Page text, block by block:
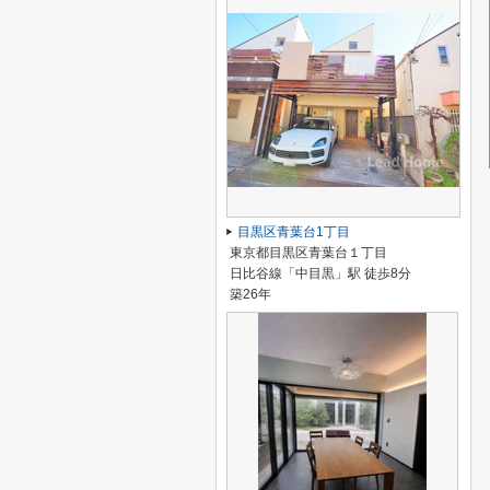
目黒区青葉台1丁目
東京都目黒区青葉台１丁目
日比谷線「中目黒」駅 徒歩8分
築26年